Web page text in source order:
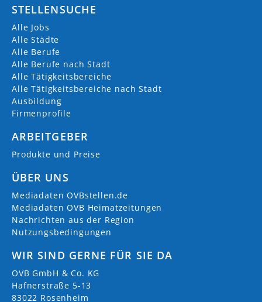
STELLENSUCHE
Alle Jobs
Alle Städte
Alle Berufe
Alle Berufe nach Stadt
Alle Tätigkeitsbereiche
Alle Tätigkeitsbereiche nach Stadt
Ausbildung
Firmenprofile
ARBEITGEBER
Produkte und Preise
ÜBER UNS
Mediadaten OVBstellen.de
Mediadaten OVB Heimatzeitungen
Nachrichten aus der Region
Nutzungsbedingungen
WIR SIND GERNE FÜR SIE DA
OVB GmbH & Co. KG
Hafnerstraße 5-13
83022 Rosenheim